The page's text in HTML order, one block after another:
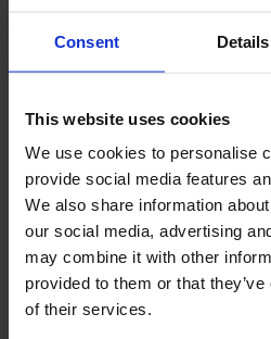
Consent Details
This website uses cookies
We use cookies to personalise
provide social media features
We also share information
our social media, advertising
may combine it with other
provided to them or that
of their services.
nekretninama
strojeva, zahtjevi za rad igraju
njihovom što duljem
Posjedovanje CMMS-a koji
tehničare o bilo kakvoj šteti
mnogo novca, kao u
oštećenja malih komponenti
Bilo da se radi o upravitelju